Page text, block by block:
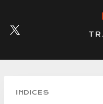
content
INDICES